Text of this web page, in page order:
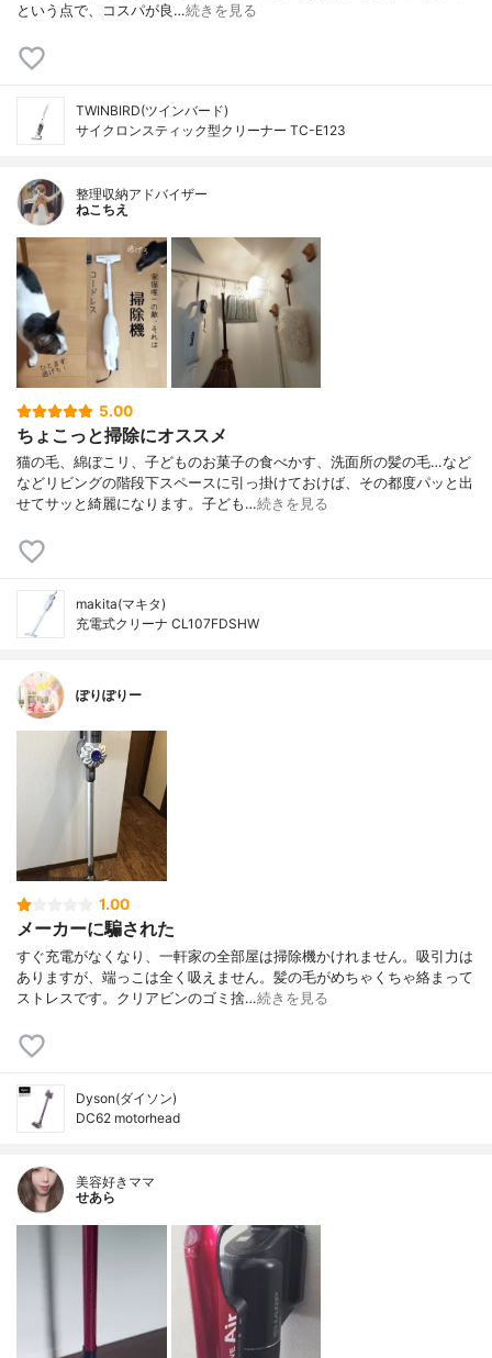
という点で、コスパが良…続きを見る
TWINBIRD(ツインバード)
サイクロンスティック型クリーナー TC-E123
整理収納アドバイザー
ねこちえ
5.00
ちょこっと掃除にオススメ
猫の毛、綿ぼこリ、子どものお菓子の食べかす、洗面所の髪の毛…など
などリビングの階段下スペースに引っ掛けておけば、その都度パッと出
せてサッと綺麗になります。子ども…続きを見る
makita(マキタ)
充電式クリーナ CL107FDSHW
ぽりぽりー
1.00
メーカーに騙された
すぐ充電がなくなり、一軒家の全部屋は掃除機かけれません。吸引力は
ありますが、端っこは全く吸えません。髪の毛がめちゃくちゃ絡まって
ストレスです。クリアビンのゴミ捨…続きを見る
Dyson(ダイソン)
DC62 motorhead
美容好きママ
せあら